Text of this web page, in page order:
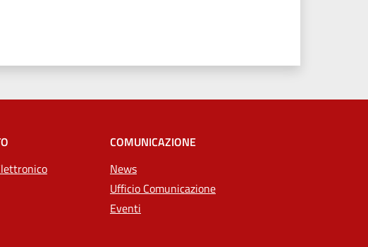
COMUNICAZIONE
News
Ufficio Comunicazione
Eventi